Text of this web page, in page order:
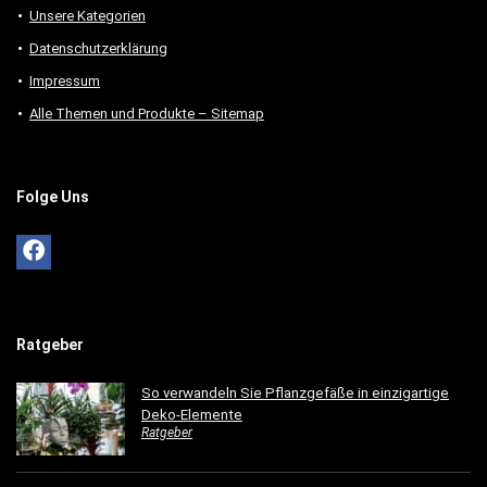
Unsere Kategorien
Datenschutzerklärung
Impressum
Alle Themen und Produkte – Sitemap
Folge Uns
Ratgeber
So verwandeln Sie Pflanzgefäße in einzigartige
Deko-Elemente
Ratgeber